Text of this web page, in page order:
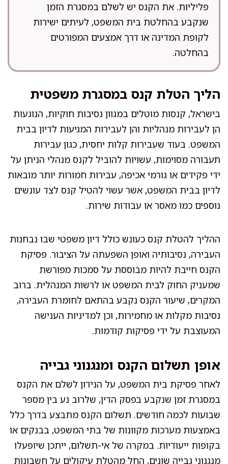
פליליות. את הקנס יש לשלם במסגרת הזמן
שנקבע בהחלטת בית המשפט, לעיתים ישירות
לקופת המדינה או דרך אמצעים המפורטים
בהחלטה.
הליך הטלת קנס במסגרת משפטית
בישראל, קנסות מוטלים במגוון נסיבות חוקיות, הנוגעות
הן לעבירות מנהליות והן לעבירות המגיעות לדיון בבית
המשפט. בעוד שעבירות קלות יחסית, כגון עבירות
תעבורה מסוימות, עשויות להוביל לקנס מנהלי הניתן על
ידי פקידים או גורמי אכיפה, עבירות חמורות יותר מובאות
לדיון בבית המשפט, אשר עשוי להטיל קנס לצד עונשים
נוספים כמו מאסר או עבודות שירות.
ההליך להטלת קנס כעונש כולל דיון משפטי שבו נבחנות
העבירה, נסיבותיה ואופן השפעתה על הציבור. פסיקת
הקנס חייבת להיות מבוססת על סמכות מפורשת
שמעניק החוק לבית המשפט או לרשות המנהלית. ברוב
המקרים, שיעור הקנס נקבע בהתאם לחומרת העבירה,
נסיבות מקלות או מחמירות, וכן למדיניות הענישה
המעוצבת על ידי פסיקות קודמות.
אופן תשלום הקנס ומנגנוני גבייה
לאחר פסיקת בית המשפט, על הנידון לשלם את הקנס
במסגרת זמן שנקבע בפסק הדין, שלרוב נע בין מספר
שבועות לכמה חודשים. תשלום הקנס מתבצע בדרך כלל
באמצעות מערכות מקוונות של בתי המשפט, בבנקים או
בקופות ייעודיות. במקרה של אי-תשלום, ייתכן שיופעלו
מנגנוני גבייה שונים, החל מהטלת עיקולים על חשבונות